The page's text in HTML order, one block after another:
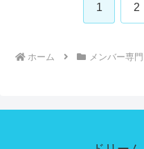
1 2
ホーム メンバー専門